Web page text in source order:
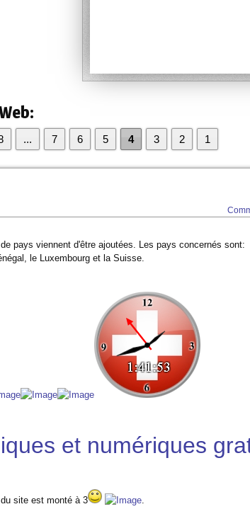
... 7 6 5 4 3 2 1
pays viennent d'être ajoutées. Les pays concernés sont:
le Luxembourg et la Suisse.
et numériques
site est monté à 3 .